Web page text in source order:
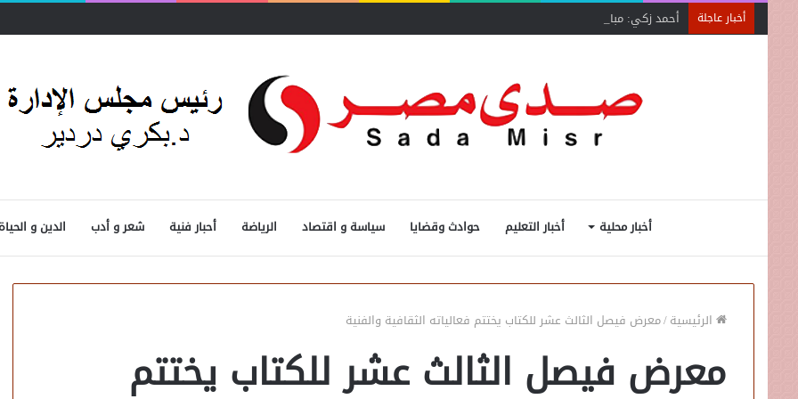
أخبار عاجلة أحمد زكي: مبادرة “مصر تنطلق بالتصدير”
أخبار محلية أخبار التعليم حوادث وقضايا سياسة و اقتصاد الرياضة أحبار فنية شعر و أدب الدين و الحياة
الرئيسية/معرض فيصل الثالث عشر للكتاب يختتم فعالياته الثقافية والفنية
معرض فيصل الثالث عشر للكتاب يختتم